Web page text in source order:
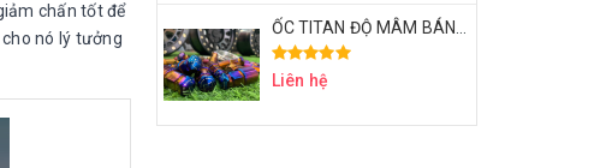
chấn tốt để
nó lý tưởng
Liên hệ